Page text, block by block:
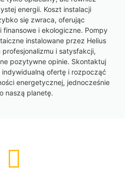
energii. Koszt instalacji
się zwraca, oferując
finansowe i ekologiczne. Pompy
instalowane przez Helius
profesjonalizmu i satysfakcji,
pozytywne opinie. Skontaktuj
ofertę i rozpocząć
energetycznej, jednocześnie
naszą planetę.